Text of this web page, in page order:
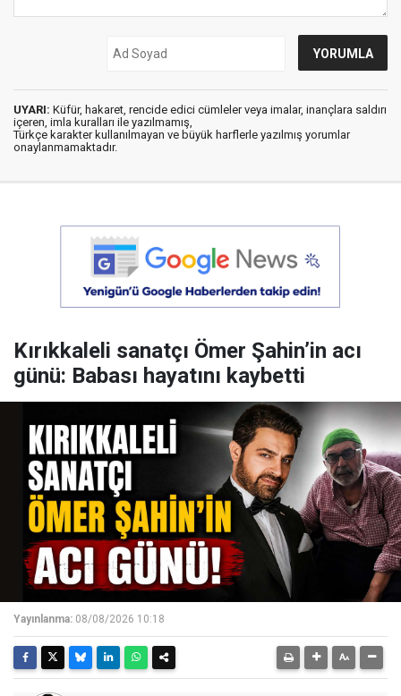
UYARI: Küfür, hakaret, rencide edici cümleler veya imalar, inançlara saldırı
içeren, imla kuralları ile yazılmamış,
Türkçe karakter kullanılmayan ve büyük harflerle yazılmış yorumlar
onaylanmamaktadır.
Kırıkkaleli sanatçı Ömer Şahin’in acı
günü: Babası hayatını kaybetti
Yayınlanma: 08/08/2026 10:18